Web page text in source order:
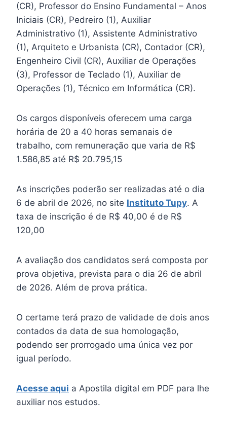
(CR), Professor do Ensino Fundamental – Anos
Iniciais (CR), Pedreiro (1), Auxiliar
Administrativo (1), Assistente Administrativo
(1), Arquiteto e Urbanista (CR), Contador (CR),
Engenheiro Civil (CR), Auxiliar de Operações
(3), Professor de Teclado (1), Auxiliar de
Operações (1), Técnico em Informática (CR).
Os cargos disponíveis oferecem uma carga
horária de 20 a 40 horas semanais de
trabalho, com remuneração que varia de R$
1.586,85 até R$ 20.795,15
As inscrições poderão ser realizadas até o dia
6 de abril de 2026, no site Instituto Tupy. A
taxa de inscrição é de R$ 40,00 é de R$
120,00
A avaliação dos candidatos será composta por
prova objetiva, prevista para o dia 26 de abril
de 2026. Além de prova prática.
O certame terá prazo de validade de dois anos
contados da data de sua homologação,
podendo ser prorrogado uma única vez por
igual período.
Acesse aqui a Apostila digital em PDF para lhe
auxiliar nos estudos.